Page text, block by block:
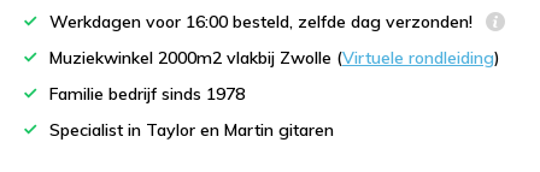
Werkdagen voor 16:00 besteld, zelfde dag verzonden!
Muziekwinkel 2000m2 vlakbij Zwolle (Virtuele rondleiding)
Familie bedrijf sinds 1978
Specialist in Taylor en Martin gitaren